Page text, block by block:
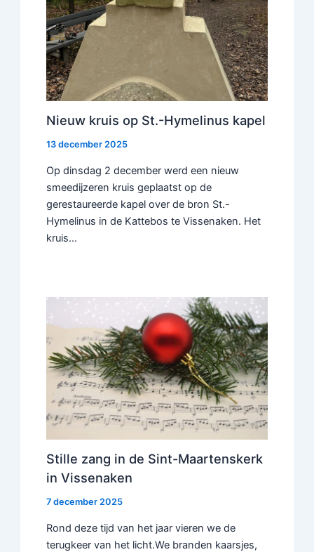
Nieuw kruis op St.-Hymelinus kapel
13 december 2025
Op dinsdag 2 december werd een nieuw
smeedijzeren kruis geplaatst op de
gerestaureerde kapel over de bron St.-
Hymelinus in de Kattebos te Vissenaken. Het
kruis…
Stille zang in de Sint-Maartenskerk
in Vissenaken
7 december 2025
Rond deze tijd van het jaar vieren we de
terugkeer van het licht.We branden kaarsjes,